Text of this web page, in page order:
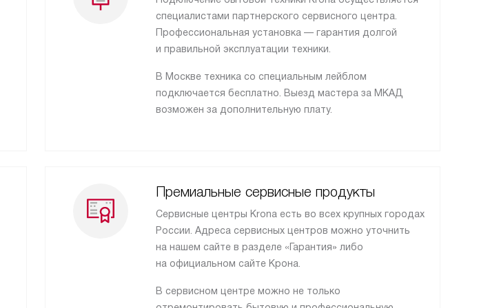
специалистами партнерского сервисного центра.
Профессиональная установка — гарантия долгой
и правильной эксплуатации техники.
В Москве техника со специальным лейблом
подключается бесплатно. Выезд мастера за МКАД
возможен за дополнительную плату.
Премиальные сервисные продукты
Сервисные центры Krona есть во всех крупных городах
России. Адреса сервисных центров можно уточнить
на нашем сайте в разделе «Гарантия» либо
на официальном сайте Крона.
В сервисном центре можно не только